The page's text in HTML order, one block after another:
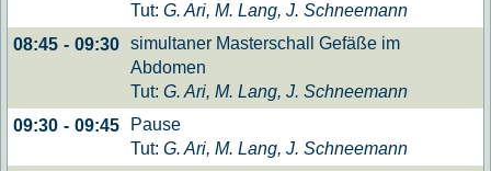
Tut: G. Ari, M. Lang, J. Schneemann
08:45 - 09:30 simultaner Masterschall Gefäße im
Abdomen
Tut: G. Ari, M. Lang, J. Schneemann
09:30 - 09:45
Pause
Tut: G. Ari, M. Lang, J. Schneemann